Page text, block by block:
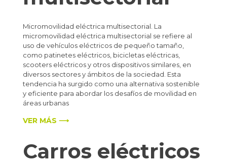
Micromovilidad eléctrica multisectorial. La
micromovilidad eléctrica multisectorial se refiere al
uso de vehículos eléctricos de pequeño tamaño,
como patinetes eléctricos, bicicletas eléctricas,
scooters eléctricos y otros dispositivos similares, en
diversos sectores y ámbitos de la sociedad. Esta
tendencia ha surgido como una alternativa sostenible
y eficiente para abordar los desafíos de movilidad en
áreas urbanas
VER MÁS ⟶
Carros eléctricos